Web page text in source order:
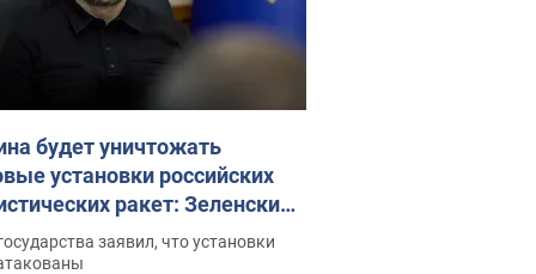
будет уничтожать
установки российских
ракет: Зеленский
заседание СНБО
заявил, что установки